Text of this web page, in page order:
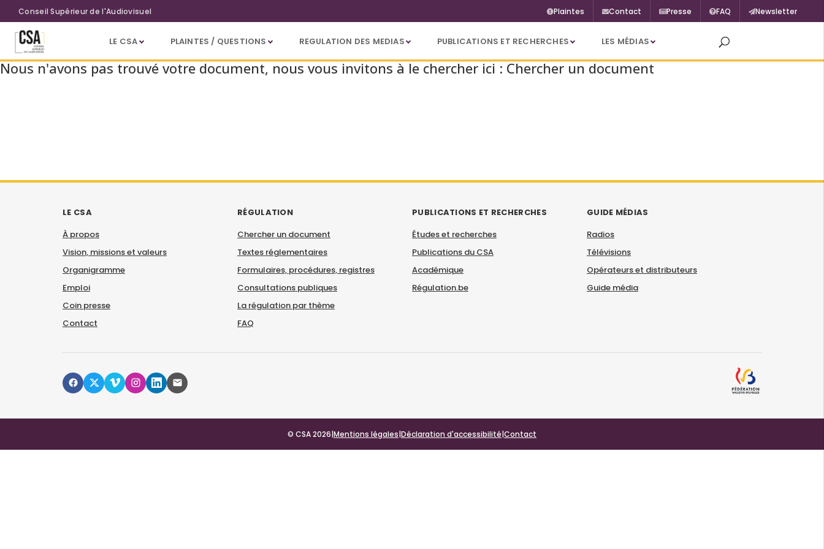
Aller au contenu principal
Conseil Supérieur de l'Audiovisuel Plaintes Contact Presse FAQ Newsletter
LE CSA PLAINTES / QUESTIONS REGULATION DES MEDIAS PUBLICATIONS ET RECHERCHES LES MÉDIAS
Document
Nous n'avons pas trouvé votre document, nous vous invitons à le chercher ici :Chercher un document
LE CSA
À propos
Vision, missions et valeurs
Organigramme
Emploi
Coin presse
Contact
RÉGULATION
Chercher un document
Textes réglementaires
Formulaires, procédures, registres
Consultations publiques
La régulation par thème
FAQ
PUBLICATIONS ET RECHERCHES
Études et recherches
Publications du CSA
Académique
Régulation.be
GUIDE MÉDIAS
Radios
Télévisions
Opérateurs et distributeurs
Guide média
© CSA 2026|Mentions légales|Déclaration d'accessibilité|Contact